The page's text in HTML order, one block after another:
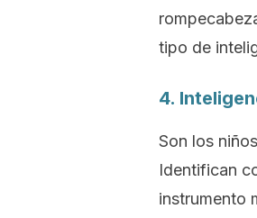
tipo de
4.
Son los
Identifican
instrumento